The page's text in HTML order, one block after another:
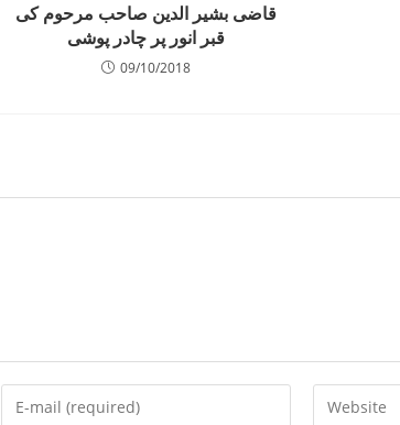
قاضی بشیر الدین صاحب مرحوم کی
قبر انور پر چادر پوشی
09/10/2018
Enter
Enter